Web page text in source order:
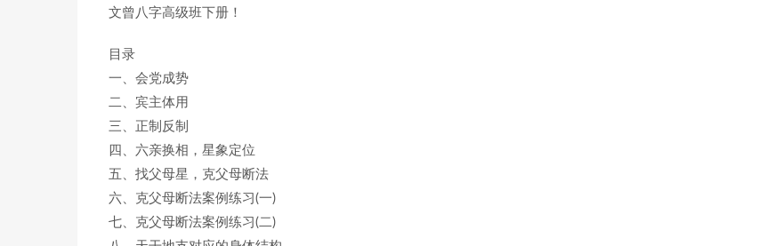
文曾八字高级班下册！
目录
一、会党成势
二、宾主体用
三、正制反制
四、六亲换相，星象定位
五、找父母星，克父母断法
六、克父母断法案例练习(一)
七、克父母断法案例练习(二)